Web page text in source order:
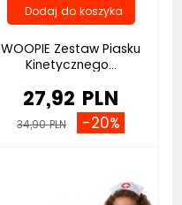
WOOPIE Zestaw Piasku
Kinetycznego...
27,92 PLN
34,90 PLN -20%